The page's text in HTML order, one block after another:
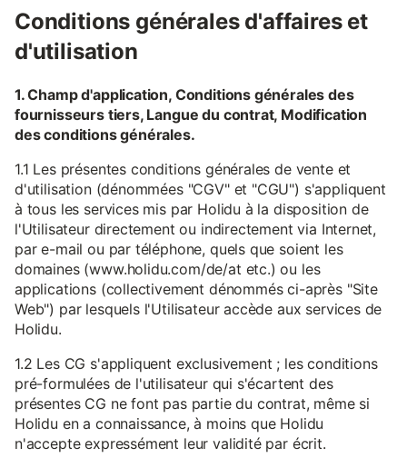
Conditions générales d'affaires et
d'utilisation
1. Champ d'application, Conditions générales des
fournisseurs tiers, Langue du contrat, Modification
des conditions générales.
1.1 Les présentes conditions générales de vente et
d'utilisation (dénommées "CGV" et "CGU") s'appliquent
à tous les services mis par Holidu à la disposition de
l'Utilisateur directement ou indirectement via Internet,
par e-mail ou par téléphone, quels que soient les
domaines (www.holidu.com/de/at etc.) ou les
applications (collectivement dénommés ci-après "Site
Web") par lesquels l'Utilisateur accède aux services de
Holidu.
1.2 Les CG s'appliquent exclusivement ; les conditions
pré-formulées de l'utilisateur qui s'écartent des
présentes CG ne font pas partie du contrat, même si
Holidu en a connaissance, à moins que Holidu
n'accepte expressément leur validité par écrit.